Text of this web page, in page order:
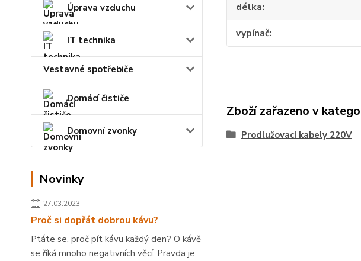
Úprava vzduchu
IT technika
Vestavné spotřebiče
Domácí čističe
Domovní zvonky
Novinky
27.03.2023
Proč si dopřát dobrou kávu?
Ptáte se, proč pít kávu každý den? O kávě
se říká mnoho negativních věcí. Pravda je
délka
vypínač
Zboží zařazeno v
Prodlužovací kabely 220V